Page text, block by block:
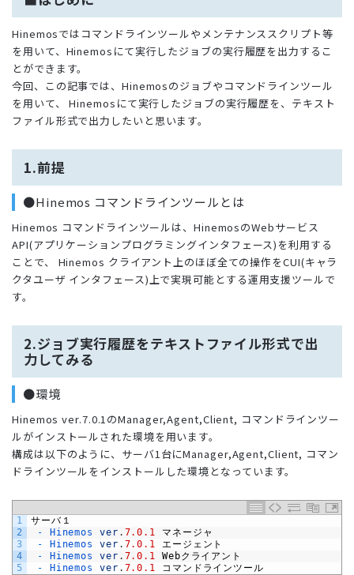
Hinemosではコマンドラインツールやメンテナンススクリプト等
を用いて、Hinemosにて実行したジョブの実行履歴を出力するこ
とができます。
今回、この記事では、Hinemosのジョブやコマンドラインツール
を用いて、 Hinemosにて実行したジョブの実行履歴を、テキスト
ファイル形式で出力したいと思います。
1.前提
●Hinemos コマンドラインツールとは
Hinemos コマンドラインツールは、HinemosのWebサービス
API(アプリケーションプログラミングインタフェース)を利用する
ことで、 Hinemos クライアント上のほぼ全ての操作をCUI(キャラ
クタユーザ インタフェース)上で実現可能とする運用支援ツールで
す。
2.ジョブ実行履歴をテキストファイル形式で出
力してみる
●環境
Hinemos ver.7.0.1のManager,Agent,Client, コマンドラインツー
ルがインストールされた環境を用います。
構成は以下のように、サーバ1台にManager,Agent,Client, コマン
ドラインツールをインストールした環境となっています。
1
2
3
4
5
サーバ１
-
Hinemos ver . 7.0.1
マネージャ
-
Hinemos ver . 7.0.1
エージェント
-
Hinemos ver . 7.0.1 Webクライアント
-
Hinemos ver . 7.0.1 コマンドラインツール